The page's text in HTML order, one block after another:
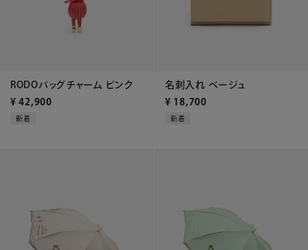
RODOバッグチャーム ピンク
¥ 42,900
新着
名刺入れ ベージュ
¥ 18,700
新着